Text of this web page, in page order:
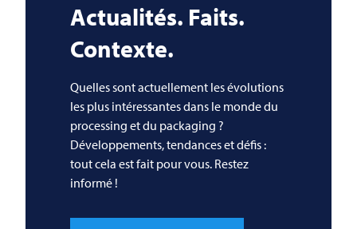
Actualités. Faits.
Contexte.
Quelles sont actuellement les évolutions
les plus intéressantes dans le monde du
processing et du packaging ?
Développements, tendances et défis :
tout cela est fait pour vous. Restez
informé !